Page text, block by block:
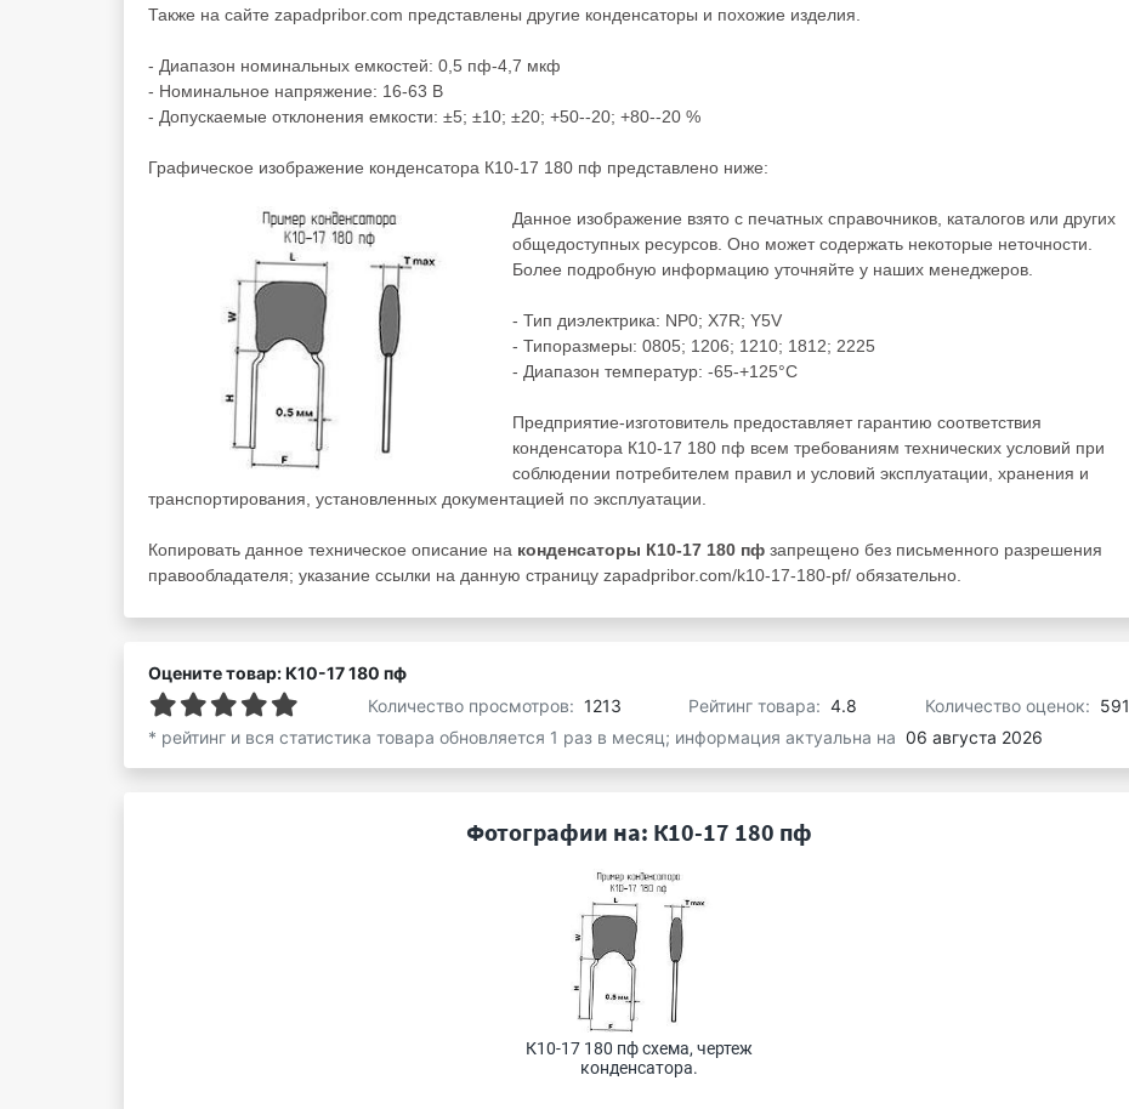
Также на сайте zapadpribor.com представлены другие конденсаторы и похожие изделия.
- Диапазон номинальных емкостей: 0,5 пф-4,7 мкф
- Номинальное напряжение: 16-63 В
- Допускаемые отклонения емкости: ±5; ±10; ±20; +50--20; +80--20 %
Графическое изображение конденсатора К10-17 180 пф представлено ниже:
Данное изображение взято с печатных справочников, каталогов или других
общедоступных ресурсов. Оно может содержать некоторые неточности.
Более подробную информацию уточняйте у наших менеджеров.
- Тип диэлектрика: NP0; X7R; Y5V
- Типоразмеры: 0805; 1206; 1210; 1812; 2225
- Диапазон температур: -65-+125°С
Предприятие-изготовитель предоставляет гарантию соответствия
конденсатора К10-17 180 пф всем требованиям технических условий при
соблюдении потребителем правил и условий эксплуатации, хранения и
транспортирования, установленных документацией по эксплуатации.
Копировать данное техническое описание на конденсаторы К10-17 180 пф запрещено без письменного разрешения
правообладателя; указание ссылки на данную страницу zapadpribor.com/k10-17-180-pf/ обязательно.
Оцените товар: К10-17 180 пф
Количество просмотров: 1213 Рейтинг товара: 4.8 Количество оценок: 591
* рейтинг и вся статистика товара обновляется 1 раз в месяц; информация актуальна на 06 августа 2026
Фотографии на: К10-17 180 пф
К10-17 180 пф схема, чертеж
конденсатора.